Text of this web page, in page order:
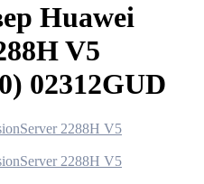
Huawei
V5
02312GUD